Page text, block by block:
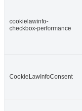
cookielawinfo-
checkbox-performance
CookieLawInfoConsent